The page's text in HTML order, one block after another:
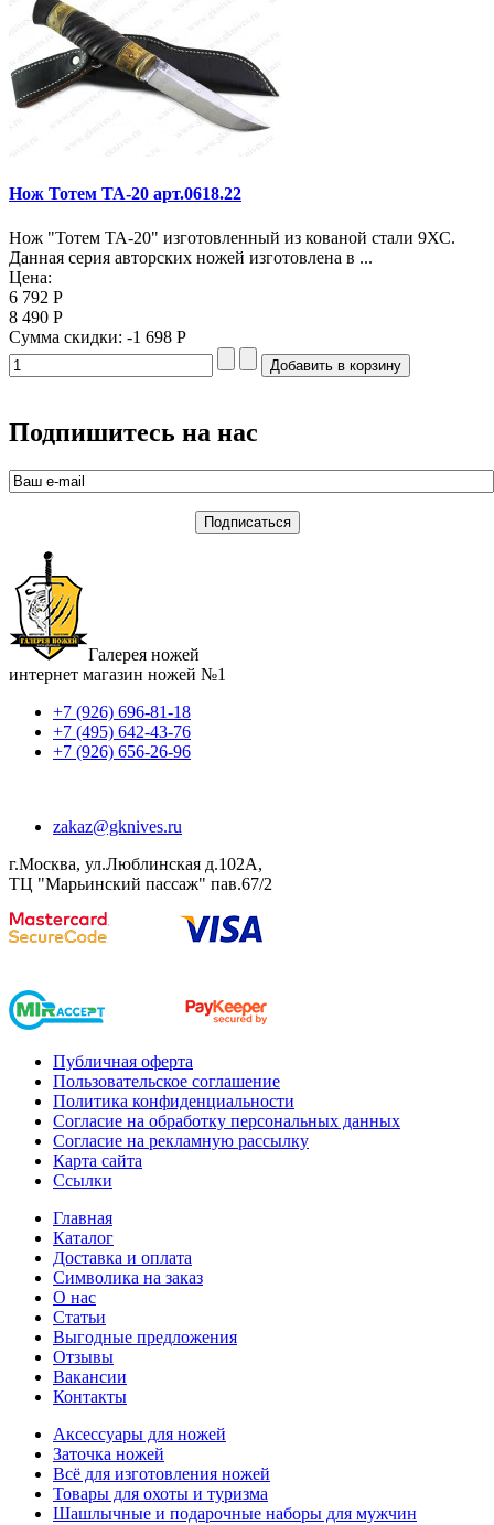
Нож Тотем ТА-20 арт.0618.22
Нож "Тотем ТА-20" изготовленный из кованой стали 9ХС.
Данная серия авторских ножей изготовлена в ...
Цена:
6 792 Р
8 490 Р
Сумма скидки: -1 698 Р
Подпишитесь на нас
Галерея ножей
интернет магазин ножей №1
+7 (926) 696-81-18
+7 (495) 642-43-76
+7 (926) 656-26-96
zakaz@gknives.ru
г.Москва, ул.Люблинская д.102А,
ТЦ "Марьинский пассаж" пав.67/2
Публичная оферта
Пользовательское соглашение
Политика конфиденциальности
Согласие на обработку персональных данных
Согласие на рекламную рассылку
Карта сайта
Ссылки
Главная
Каталог
Доставка и оплата
Символика на заказ
О нас
Статьи
Выгодные предложения
Отзывы
Вакансии
Контакты
Аксессуары для ножей
Заточка ножей
Всё для изготовления ножей
Товары для охоты и туризма
Шашлычные и подарочные наборы для мужчин